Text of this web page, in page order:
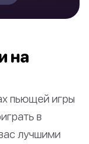
на
пьющей игры
в
лучшими